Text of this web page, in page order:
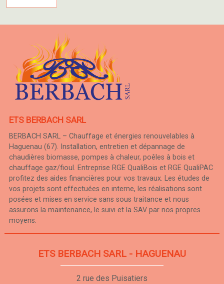
ETS BERBACH SARL
BERBACH SARL – Chauffage et énergies renouvelables à
Haguenau (67). Installation, entretien et dépannage de
chaudières biomasse, pompes à chaleur, poêles à bois et
chauffage gaz/fioul. Entreprise RGE QualiBois et RGE QualiPAC
profitez des aides financières pour vos travaux. Les études de
vos projets sont effectuées en interne, les réalisations sont
posées et mises en service sans sous traitance et nous
assurons la maintenance, le suivi et la SAV par nos propres
moyens.
ETS BERBACH SARL - HAGUENAU
2 rue des Puisatiers